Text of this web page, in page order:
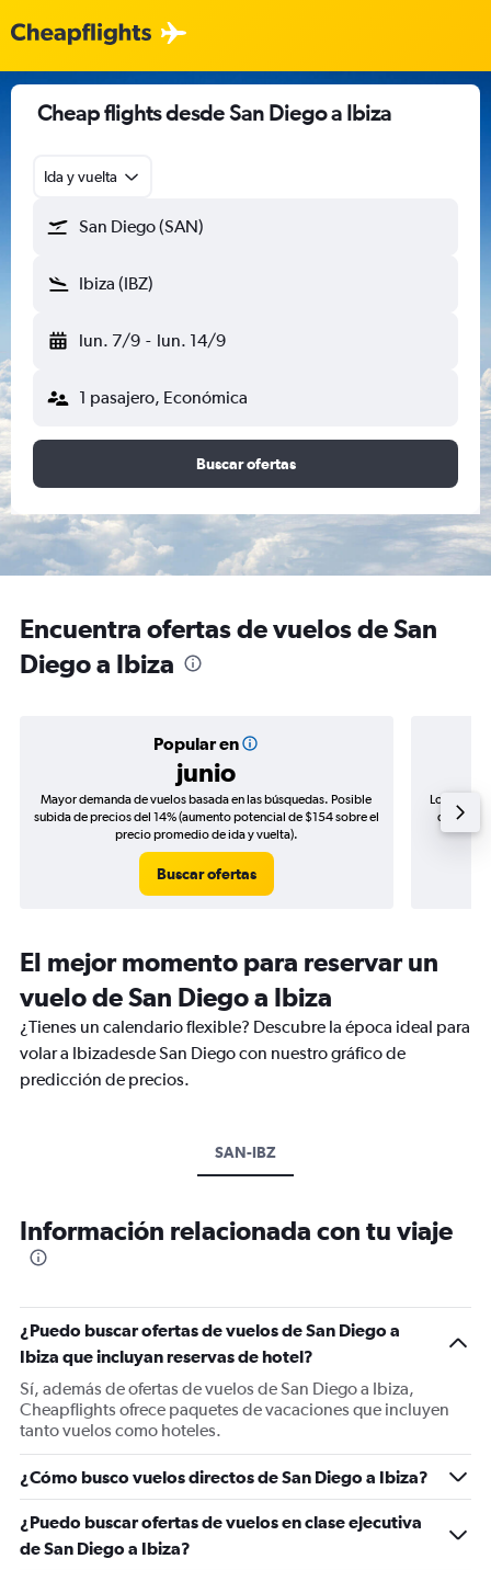
Cheap flights desde San Diego a Ibiza
Ida y vuelta
San Diego (SAN)
Ibiza (IBZ)
lun. 7/9 - lun. 14/9
1 pasajero, Económica
Buscar ofertas
Encuentra ofertas de vuelos de San
Diego a Ibiza
Popular en
junio
Mayor demanda de vuelos basada en las búsquedas. Posible
subida de precios del 14% (aumento potencial de $154 sobre el
precio promedio de ida y vuelta).
Buscar ofertas
Los
de
El mejor momento para reservar un
vuelo de San Diego a Ibiza
¿Tienes un calendario flexible? Descubre la época ideal para
volar a Ibizadesde San Diego con nuestro gráfico de
predicción de precios.
SAN-IBZ
Información relacionada con tu viaje
¿Puedo buscar ofertas de vuelos de San Diego a
Ibiza que incluyan reservas de hotel?
Sí, además de ofertas de vuelos de San Diego a Ibiza,
Cheapflights ofrece paquetes de vacaciones que incluyen
tanto vuelos como hoteles.
¿Cómo busco vuelos directos de San Diego a Ibiza?
¿Puedo buscar ofertas de vuelos en clase ejecutiva
de San Diego a Ibiza?